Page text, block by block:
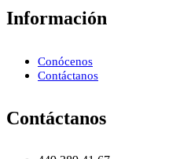
Información
Conócenos
Contáctanos
Contáctanos